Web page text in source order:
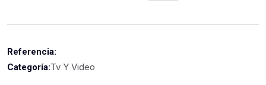
Referencia:
Categoría:Tv Y Video